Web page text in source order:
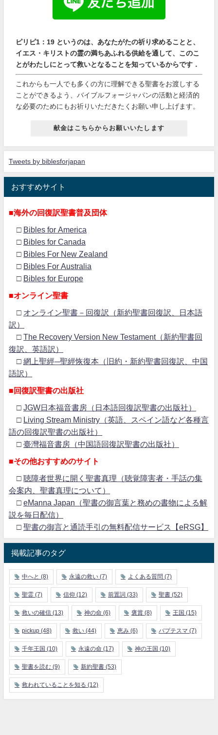
ピリピ1：19 というのは、あなたがたの祈り求めることと、
イエス・キリストの霊の満ちあふれる供給を通して、このこ
とがわたしにとって救いとなることを知っているからです．
これからも一人でも多くの方に理解できる聖書をお渡しする
ことができるよう、バイブルフォージャパンの活動と経済的
な必要のためにもお祈りいただきたくお願い申し上げます。
献金はこちらからお願いいたします
Tweets by biblesforjapan
おすすめサイト
■海外の回復訳聖書普及団体
□ Bibles for America
□ Bibles for Canada
□ Bibles For New Zealand
□ Bibles For Australia
□ Bibles for Europe
■オンライン聖書
□ オンライン聖書－回復訳（新約聖書回復訳、日本語
訳）
□ The Recovery Version New Testament（新約聖書回
復訳、英語訳）
□ 網上聖經─聖經恢復本（旧約・新約聖書回復訳、中国
語訳）
■回復訳聖書の出版社
□ JGW日本福音書房（日本語回復訳聖書の出版社）
□
Living Stream Ministry（英語、スペイン語など各種言
語の回復訳聖書の出版社）
□ 臺灣福音書房（中国語回復訳聖書の出版社）
■その他おすすめのサイト
□ 聴障者世界に開く聖書真理（聴覚障害者・手話の集
会案内、聖書真理について）
□ eManna Japan（聖書の御言葉と務めの書物による解
説を毎日配信）
□ 聖書の御言と通読手引の無料配信サービス【eRSG】
掲載記事のタグ
中へと (8) 永遠の救い (7) よくある質問 (7)
聖霊 (7) 信仰 (12) 前置詞 (33) 聖書 (52)
救いの確信 (13) 神の命 (6) 褒賞 (8) 王国 (15)
pickup (48) 救い (44) 恵み (6) バプテスマ (7)
千年王国 (10) 永遠の命 (17) 神の王国 (10)
聖書を読む (9) 新約聖書 (53)
救われていることを知る (12)